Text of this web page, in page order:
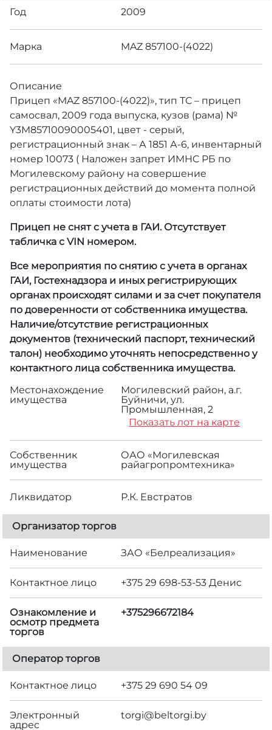
Год 2009
Марка MAZ 857100-(4022)
Описание
Прицеп «MAZ 857100-(4022)», тип ТС – прицеп
самосвал, 2009 года выпуска, кузов (рама) №
Y3M85710090005401, цвет - серый,
регистрационный знак – А 1851 А-6, инвентарный
номер 10073 ( Наложен запрет ИМНС РБ по
Могилевскому району на совершение
регистрационных действий до момента полной
оплаты стоимости лота)
Прицеп не снят с учета в ГАИ. Отсутствует
табличка с VIN номером.
Все мероприятия по снятию с учета в органах
ГАИ, Гостехнадзора и иных регистрирующих
органах происходят силами и за счет покупателя
по доверенности от собственника имущества.
Наличие/отсутствие регистрационных
документов (технический паспорт, технический
талон) необходимо уточнять непосредственно у
контактного лица собственника имущества.
Местонахождение
имущества
Могилевский район, а.г.
Буйничи, ул.
Промышленная, 2
Показать лот на карте
Собственник
имущества
ОАО «Могилевская
райагропромтехника»
Ликвидатор Р.К. Евстратов
Организатор торгов
Наименование ЗАО «Белреализация»
Контактное лицо +375 29 698-53-53 Денис
Ознакомление и
осмотр предмета
торгов
+375296672184
Оператор торгов
Контактное лицо +375 29 690 54 09
Электронный
адрес
torgi@beltorgi.by